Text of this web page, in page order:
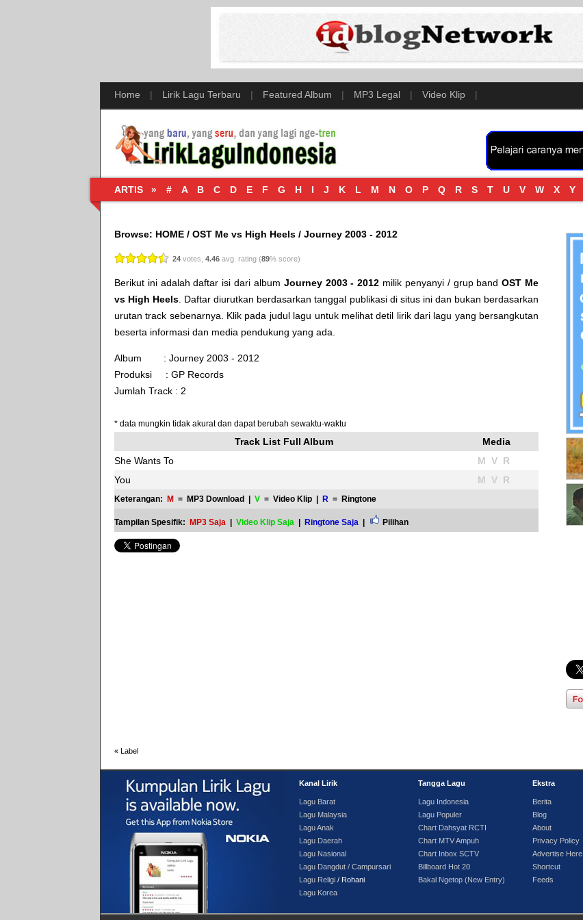
Home | Lirik Lagu Terbaru | Featured Album | MP3 Legal | Video Klip |
ARTIS » # A B C D E F G H I J K L M N O P Q R S T U V W X Y
Browse: HOME / OST Me vs High Heels / Journey 2003 - 2012
24 votes, 4.46 avg. rating (89% score)
Berikut ini adalah daftar isi dari album Journey 2003 - 2012 milik penyanyi / grup bandOST Me
vs High Heels . Daftar diurutkan berdasarkan tanggal publikasi di situs ini dan bukan berdasarkan
urutan track sebenarnya. Klik pada judul lagu untuk melihat detil lirik dari lagu yang bersangkutan
beserta informasi dan media pendukung yang ada.
Album : Journey 2003 - 2012
Produksi : GP Records
Jumlah Track : 2
* data mungkin tidak akurat dan dapat berubah sewaktu-waktu
Track List Full Album
Media
She Wants To
M V R
You
M V R
Keterangan: M = MP3 Download | V = Video Klip | R = Ringtone
Tampilan Spesifik: MP3 Saja | Video Klip Saja | Ringtone Saja | Pilihan
« Label
Kanal Lirik
Lagu Barat
Lagu Malaysia
Lagu Anak
Lagu Daerah
Lagu Nasional
Lagu Dangdut / Campursari
Lagu Religi / Rohani
Lagu Korea
Tangga Lagu
Lagu Indonesia
Lagu Populer
Chart Dahsyat RCTI
Chart MTV Ampuh
Chart Inbox SCTV
Billboard Hot 20
Bakal Ngetop (New Entry)
Ekstra
Berita
Blog
About
Privacy Policy
Advertise Here
Shortcut
Feeds